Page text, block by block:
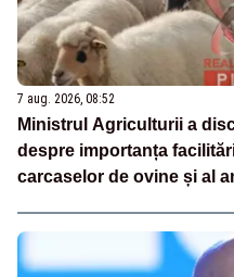
7 aug. 2026, 08:52
Ministrul Agriculturii a
despre importanța
carcaselor de ovine și al